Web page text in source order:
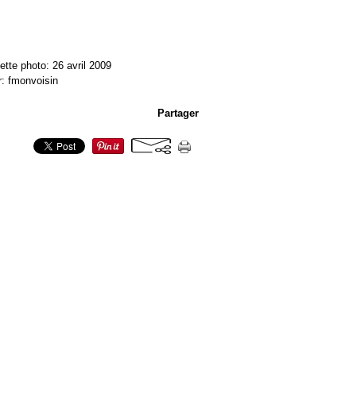
photo: 26 avril 2009
fmonvoisin
Partager